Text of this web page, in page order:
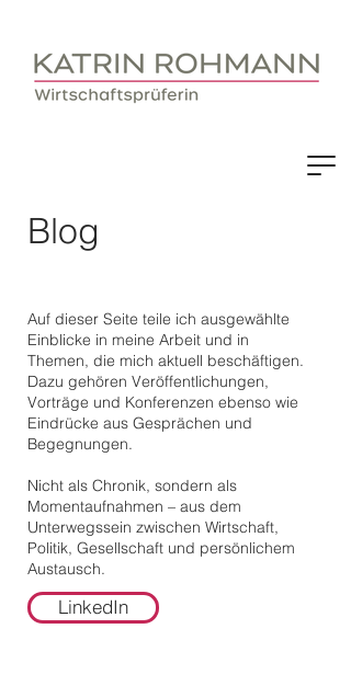
Blog
Auf dieser Seite teile ich ausgewählte
Einblicke in meine Arbeit und in
Themen, die mich aktuell beschäftigen.
Dazu gehören Veröffentlichungen,
Vorträge und Konferenzen ebenso wie
Eindrücke aus Gesprächen und
Begegnungen.
Nicht als Chronik, sondern als
Momentaufnahmen – aus dem
Unterwegssein zwischen Wirtschaft,
Politik, Gesellschaft und persönlichem
Austausch.
LinkedIn